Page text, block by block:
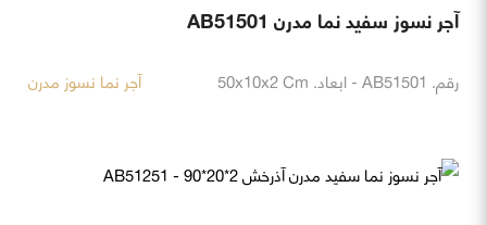
آجر نسوز سفید نما مدرن AB51501
رقم. AB51501 - ابعاد. 50x10x2 Cm آجر نما نسوز مدرن